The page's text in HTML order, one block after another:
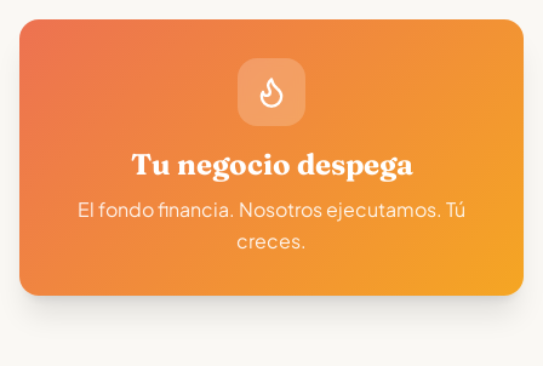
Tu negocio despega
El fondo financia. Nosotros ejecutamos. Tú
creces.